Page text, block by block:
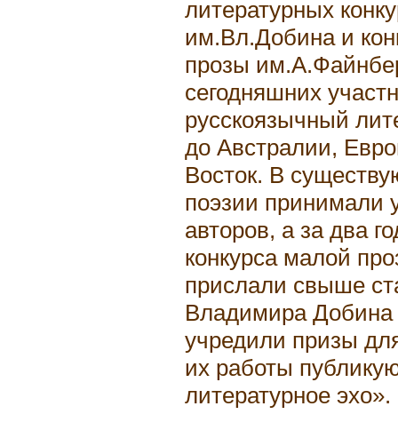
литературных
им.Вл.Добина и
прозы
сегодняшних
русскоязычный
до Австралии,
Восток. В
поэзии принимали
авторов, а за два
конкурса малой
прислали свыше
Владимира
учредили призы
их работы
литературное эхо».